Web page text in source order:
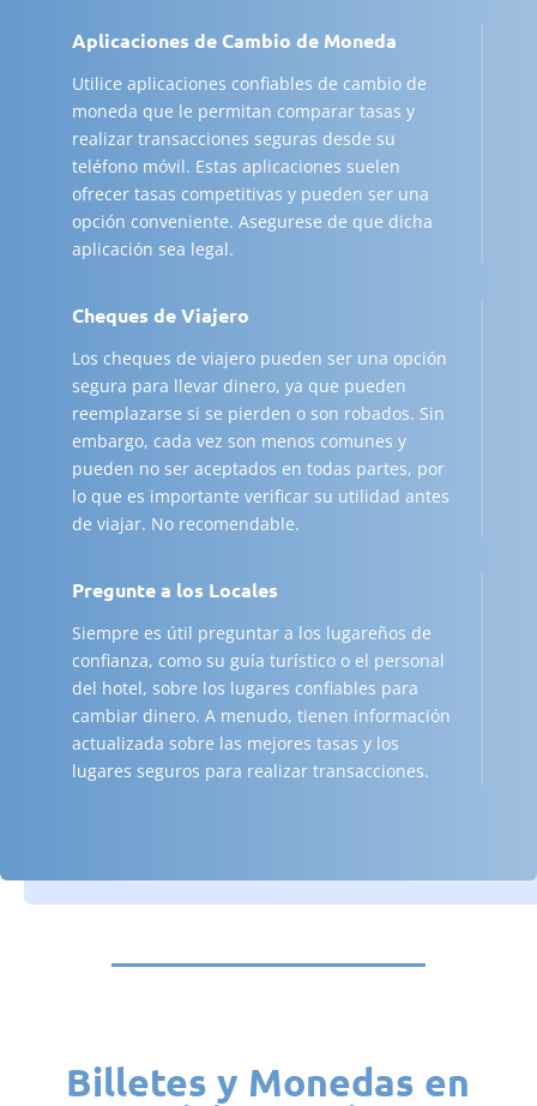
Aplicaciones de Cambio de Moneda
Utilice aplicaciones confiables de cambio de
moneda que le permitan comparar tasas y
realizar transacciones seguras desde su
teléfono móvil. Estas aplicaciones suelen
ofrecer tasas competitivas y pueden ser una
opción conveniente. Asegurese de que dicha
aplicación sea legal.
Cheques de Viajero
Los cheques de viajero pueden ser una opción
segura para llevar dinero, ya que pueden
reemplazarse si se pierden o son robados. Sin
embargo, cada vez son menos comunes y
pueden no ser aceptados en todas partes, por
lo que es importante verificar su utilidad antes
de viajar. No recomendable.
Pregunte a los Locales
Siempre es útil preguntar a los lugareños de
confianza, como su guía turístico o el personal
del hotel, sobre los lugares confiables para
cambiar dinero. A menudo, tienen información
actualizada sobre las mejores tasas y los
lugares seguros para realizar transacciones.
Billetes y Monedas en